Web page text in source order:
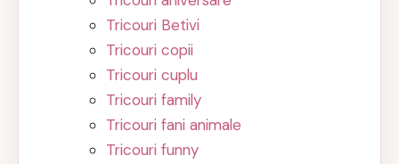
Tricouri Betivi
Tricouri copii
Tricouri cuplu
Tricouri family
Tricouri fani animale
Tricouri funny